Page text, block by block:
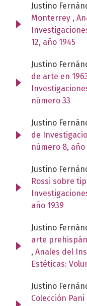
Justino
Monterrey ,
12, año 1945
Justino
de arte en
número 33
Justino
de
número 8, año
Justino
Rossi sobre
año 1939
Justino
arte
, Anales del
Estéticas:
Justino
Colección